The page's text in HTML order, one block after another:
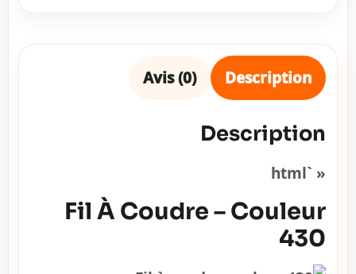
Description
Avis (0)
Description
« `html
Fil À Coudre – Couleur
430